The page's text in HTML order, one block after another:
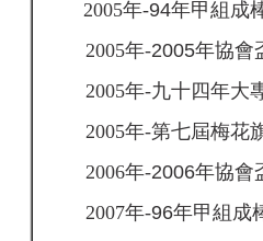
2005年-94年甲組成
2005年-2005年協會
2005年-九十四年大
2005年-第七屆梅花
2006年-2006年協會
2007年-96年甲組成